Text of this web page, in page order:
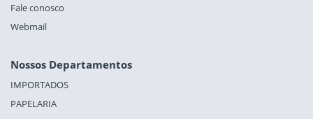
Fale conosco
Webmail
Nossos Departamentos
IMPORTADOS
PAPELARIA